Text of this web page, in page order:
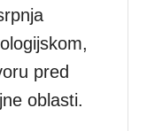
pred
oblasti.